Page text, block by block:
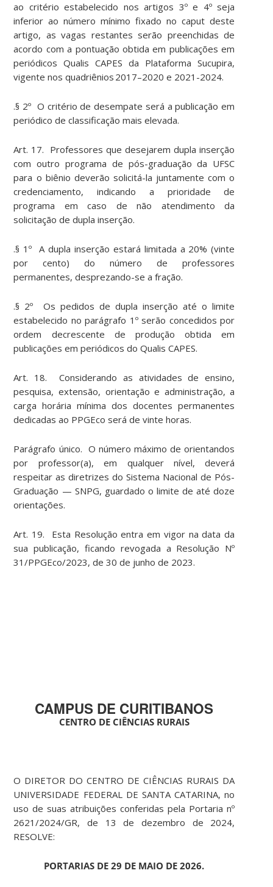
ao critério estabelecido nos artigos 3º e 4º seja
inferior ao número mínimo fixado no caput deste
artigo, as vagas restantes serão preenchidas de
acordo com a pontuação obtida em publicações em
periódicos Qualis CAPES da Plataforma Sucupira,
vigente nos quadriênios 2017–2020 e 2021-2024.
.§ 2º O critério de desempate será a publicação em
periódico de classificação mais elevada.
Art. 17. Professores que desejarem dupla inserção
com outro programa de pós-graduação da UFSC
para o biênio deverão solicitá-la juntamente com o
credenciamento, indicando a prioridade de
programa em caso de não atendimento da
solicitação de dupla inserção.
.§ 1º A dupla inserção estará limitada a 20% (vinte
por cento) do número de professores
permanentes, desprezando-se a fração.
.§ 2º Os pedidos de dupla inserção até o limite
estabelecido no parágrafo 1º serão concedidos por
ordem decrescente de produção obtida em
publicações em periódicos do Qualis CAPES.
Art. 18. Considerando as atividades de ensino,
pesquisa, extensão, orientação e administração, a
carga horária mínima dos docentes permanentes
dedicadas ao PPGEco será de vinte horas.
Parágrafo único. O número máximo de orientandos
por professor(a), em qualquer nível, deverá
respeitar as diretrizes do Sistema Nacional de Pós-
Graduação — SNPG, guardado o limite de até doze
orientações.
Art. 19. Esta Resolução entra em vigor na data da
sua publicação, ficando revogada a Resolução Nº
31/PPGEco/2023, de 30 de junho de 2023.
CAMPUS DE CURITIBANOS
CENTRO DE CIÊNCIAS RURAIS
O DIRETOR DO CENTRO DE CIÊNCIAS RURAIS DA
UNIVERSIDADE FEDERAL DE SANTA CATARINA, no
uso de suas atribuições conferidas pela Portaria nº
2621/2024/GR, de 13 de dezembro de 2024,
RESOLVE:
PORTARIAS DE 29 DE MAIO DE 2026.